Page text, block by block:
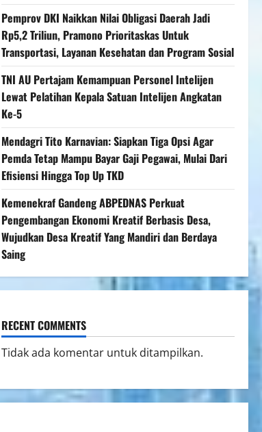
Pemprov DKI Naikkan Nilai Obligasi Daerah Jadi
Rp5,2 Triliun, Pramono Prioritaskas Untuk
Transportasi, Layanan Kesehatan dan Program Sosial
TNI AU Pertajam Kemampuan Personel Intelijen
Lewat Pelatihan Kepala Satuan Intelijen Angkatan
Ke-5
Mendagri Tito Karnavian: Siapkan Tiga Opsi Agar
Pemda Tetap Mampu Bayar Gaji Pegawai, Mulai Dari
Efisiensi Hingga Top Up TKD
Kemenekraf Gandeng ABPEDNAS Perkuat
Pengembangan Ekonomi Kreatif Berbasis Desa,
Wujudkan Desa Kreatif Yang Mandiri dan Berdaya
Saing
RECENT COMMENTS
Tidak ada komentar untuk ditampilkan.